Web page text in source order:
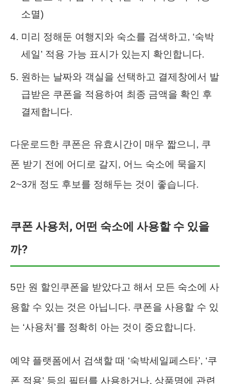
소멸)
미리 정해둔 여행지와 숙소를 검색하고, ‘숙박
세일’ 적용 가능 표시가 있는지 확인합니다.
원하는 날짜와 객실을 선택하고 결제창에서 발
급받은 쿠폰을 적용하여 최종 금액을 확인 후
결제합니다.
다운로드한 쿠폰은 유효시간이 매우 짧으니, 쿠
폰 받기 전에 어디로 갈지, 어느 숙소에 묵을지
2~3개 정도 후보를 정해두는 것이 좋습니다.
쿠폰 사용처, 어떤 숙소에 사용할 수 있을
까?
5만 원 할인쿠폰을 받았다고 해서 모든 숙소에 사
용할 수 있는 것은 아닙니다. 쿠폰을 사용할 수 있
는 ‘사용처’를 정확히 아는 것이 중요합니다.
예약 플랫폼에서 검색할 때 ‘숙박세일페스타’, ‘쿠
폰 적용’ 등의 필터를 사용하거나, 상품명에 관련